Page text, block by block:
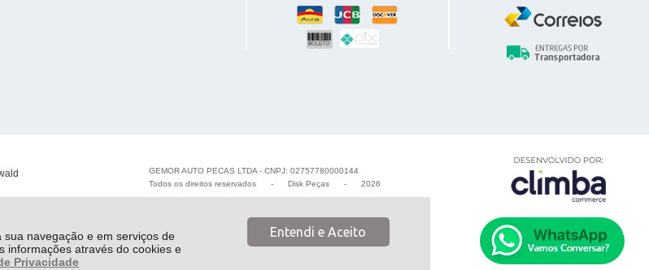
navegação e em serviços de
informações através do cookies e
Privacidade
Entendi e Aceito
GEMOR AUTO PECAS LTDA - CNPJ: 02757780000144
Todos os direitos reservados
- Disk Peças - 2026